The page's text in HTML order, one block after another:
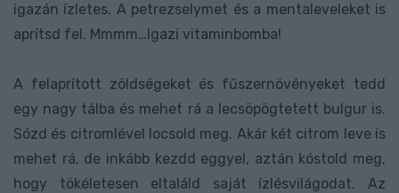
igazán ízletes. A petrezselymet és a mentaleveleket is
aprítsd fel. Mmmm…Igazi vitaminbomba!
A felaprított zöldségeket és fűszernövényeket tedd
egy nagy tálba és mehet rá a lecsöpögtetett bulgur is.
Sózd és citromlével locsold meg. Akár két citrom leve is
mehet rá, de inkább kezdd eggyel, aztán kóstold meg,
hogy tökéletesen eltaláld saját ízlésvilágodat. Az